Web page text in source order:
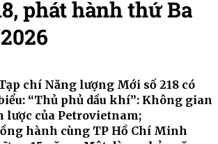
phát hành thứ Ba
chí Năng lượng Mới số 218 có
“Thủ phủ dầu khí”: Không gian
lược của Petrovietnam;
hành cùng TP Hồ Chí Minh